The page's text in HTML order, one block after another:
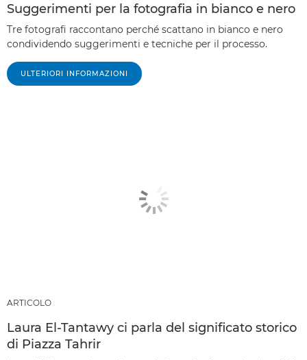
Suggerimenti per la fotografia in bianco e nero
Tre fotografi raccontano perché scattano in bianco e nero
condividendo suggerimenti e tecniche per il processo.
ULTERIORI INFORMAZIONI
ARTICOLO
Laura El-Tantawy ci parla del significato storico
di Piazza Tahrir